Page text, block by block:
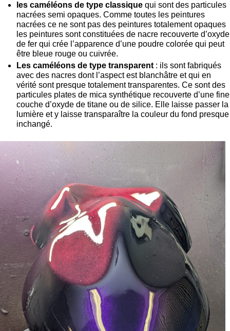
les caméléons de type classique qui sont des particules
nacrées semi opaques. Comme toutes les peintures
nacrées ce ne sont pas des peintures totalement opaques
les peintures sont constituées de nacre recouverte d’oxyde
de fer qui crée l’apparence d’une poudre colorée qui peut
être bleue rouge ou cuivrée.
Les caméléons de type transparent : ils sont fabriqués
avec des nacres dont l’aspect est blanchâtre et qui en
vérité sont presque totalement transparentes. Ce sont des
particules plates de mica synthétique recouverte d’une fine
couche d’oxyde de titane ou de silice. Elle laisse passer la
lumière et y laisse transparaître la couleur du fond presque
inchangé.